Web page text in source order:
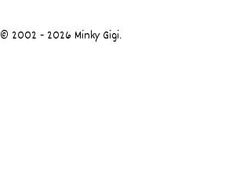
© 2002 - 2026 Minky Gigi.